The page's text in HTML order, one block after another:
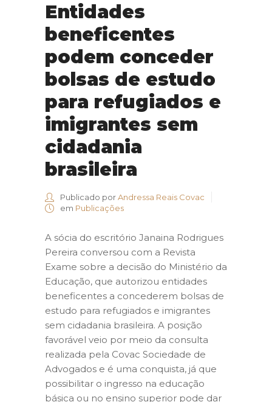
Entidades
beneficentes
podem conceder
bolsas de estudo
para refugiados e
imigrantes sem
cidadania
brasileira
Publicado porAndressa Reais Covac
em Publicações
A sócia do escritório Janaina Rodrigues
Pereira conversou com a Revista
Exame sobre a decisão do Ministério da
Educação, que autorizou entidades
beneficentes a concederem bolsas de
estudo para refugiados e imigrantes
sem cidadania brasileira. A posição
favorável veio por meio da consulta
realizada pela Covac Sociedade de
Advogados e é uma conquista, já que
possibilitar o ingresso na educação
básica ou no ensino superior pode dar